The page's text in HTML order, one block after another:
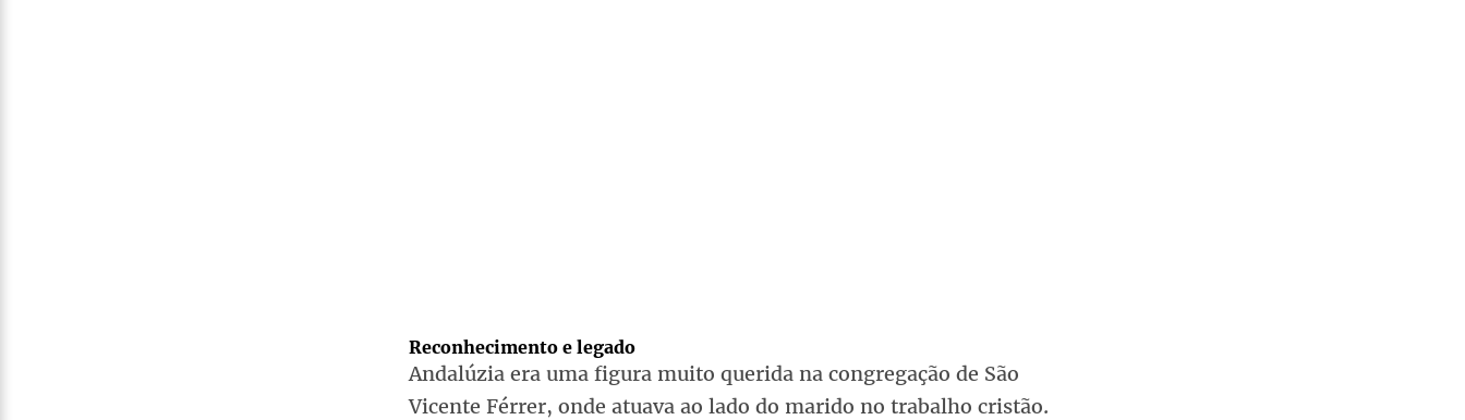
Reconhecimento e legado
Andalúzia era uma figura muito querida na congregação de São
Vicente Férrer, onde atuava ao lado do marido no trabalho cristão.